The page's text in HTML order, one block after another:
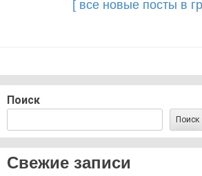
[ все новые посты в
Поиск
Поиск
Свежие записи